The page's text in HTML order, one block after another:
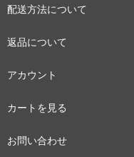
配送方法について
返品について
アカウント
カートを見る
お問い合わせ